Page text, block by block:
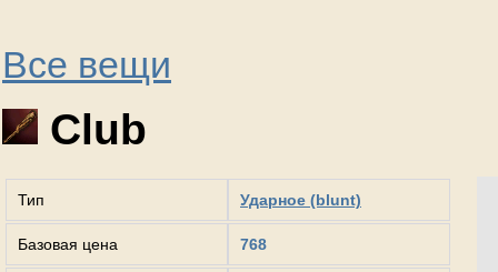
Все вещи
Club
Тип Ударное (blunt)
Базовая цена 768